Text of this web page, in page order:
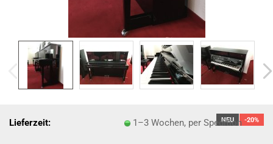
NEU -20%
Lieferzeit: 1–3 Wochen, per Spedition